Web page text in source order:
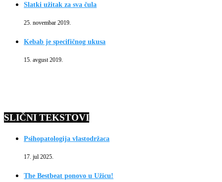
Slatki užitak za sva čula
25. novembar 2019.
Kebab je specifičnog ukusa
15. avgust 2019.
SLIČNI TEKSTOVI
Psihopatologija vlastodržaca
17. jul 2025.
The Bestbeat ponovo u Užicu!